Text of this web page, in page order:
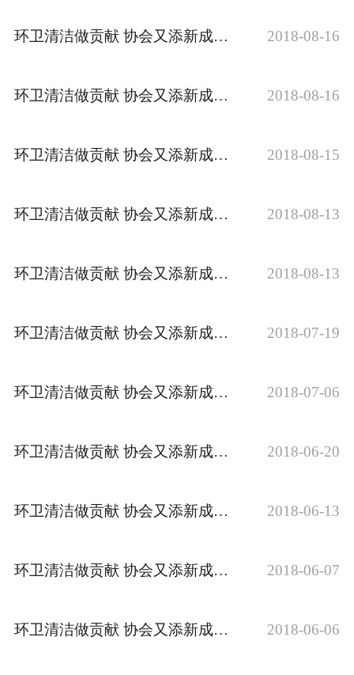
环卫清洁做贡献 协会又添新成员之河南紫东有害生物******有限公司 2018-08-16
环卫清洁做贡献 协会又添新成员之郑州新蓝天幕墙工程有限公司 2018-08-16
环卫清洁做贡献 协会又添新成员之新乡市牧野区厚德保洁有限公司 2018-08-15
环卫清洁做贡献 协会又添新成员之河南锺鼎物业服务有限公司 2018-08-13
环卫清洁做贡献 协会又添新成员之北京国基伟业物业管理有限公司郑州分公司 2018-08-13
环卫清洁做贡献 协会又添新成员之洛阳环美保洁服务有限公司 2018-07-19
环卫清洁做贡献 协会又添新成员之河南开拓中瑞物业服务有限公司 2018-07-06
环卫清洁做贡献 协会又添新成员之信阳市绿康环境科技有限责任公司 2018-06-20
环卫清洁做贡献 协会又添新成员之广东品居实业有限公司 2018-06-13
环卫清洁做贡献 协会又添新成员之河南省和全环卫服务有限公司 2018-06-07
环卫清洁做贡献 协会又添新成员之信阳市好日子保洁服务有限公司 2018-06-06